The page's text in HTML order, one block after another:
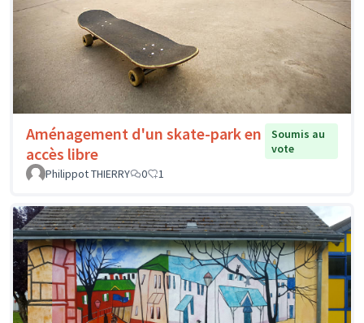
Aménagement d'un skate-park en
accès libre
Soumis au
vote
Philippot THIERRY
0 1